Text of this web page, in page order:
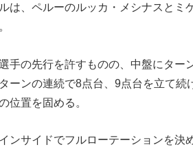
は、ペルーのルッカ・メシナスとミ
手の先行を許すものの、中盤にター
ーンの連続で8点台、9点台を立て
位置を固める。
ンサイドでフルローテーションを決